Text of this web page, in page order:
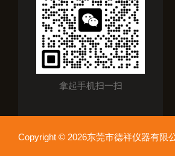
拿起手机扫一扫
Copyright © 2026东莞市德祥仪器有限